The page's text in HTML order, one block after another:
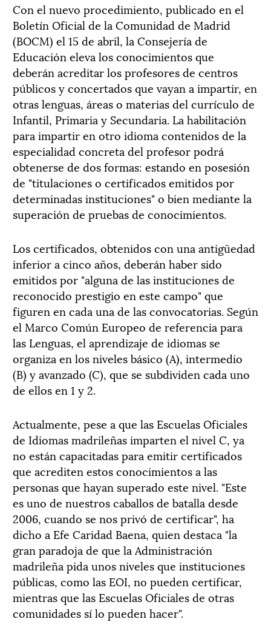
Con el nuevo procedimiento, publicado en el
Boletín Oficial de la Comunidad de Madrid
(BOCM) el 15 de abril, la Consejería de
Educación eleva los conocimientos que
deberán acreditar los profesores de centros
públicos y concertados que vayan a impartir, en
otras lenguas, áreas o materias del currículo de
Infantil, Primaria y Secundaria. La habilitación
para impartir en otro idioma contenidos de la
especialidad concreta del profesor podrá
obtenerse de dos formas: estando en posesión
de "titulaciones o certificados emitidos por
determinadas instituciones" o bien mediante la
superación de pruebas de conocimientos.
Los certificados, obtenidos con una antigüedad
inferior a cinco años, deberán haber sido
emitidos por "alguna de las instituciones de
reconocido prestigio en este campo" que
figuren en cada una de las convocatorias. Según
el Marco Común Europeo de referencia para
las Lenguas, el aprendizaje de idiomas se
organiza en los niveles básico (A), intermedio
(B) y avanzado (C), que se subdividen cada uno
de ellos en 1 y 2.
Actualmente, pese a que las Escuelas Oficiales
de Idiomas madrileñas imparten el nivel C, ya
no están capacitadas para emitir certificados
que acrediten estos conocimientos a las
personas que hayan superado este nivel. "Este
es uno de nuestros caballos de batalla desde
2006, cuando se nos privó de certificar", ha
dicho a Efe Caridad Baena, quien destaca "la
gran paradoja de que la Administración
madrileña pida unos niveles que instituciones
públicas, como las EOI, no pueden certificar,
mientras que las Escuelas Oficiales de otras
comunidades sí lo pueden hacer".